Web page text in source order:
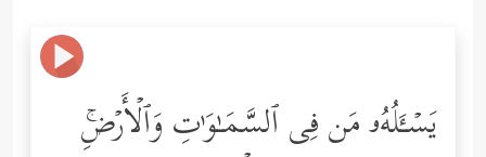
یَسۡـَٔلُهُۥ مَن فِی ٱلسَّمَـٰوَ ٰ⁠تِ وَٱلۡأَرۡضِۚ